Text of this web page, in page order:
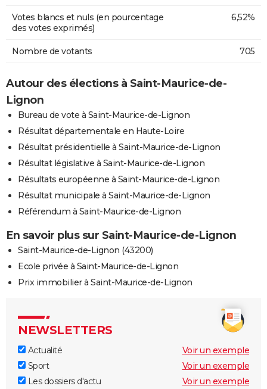
Votes blancs et nuls (en pourcentage
des votes exprimés)
6,52%
Nombre de votants 705
Autour des élections à Saint-Maurice-de-
Lignon
Bureau de vote à Saint-Maurice-de-Lignon
Résultat départementale en Haute-Loire
Résultat présidentielle à Saint-Maurice-de-Lignon
Résultat législative à Saint-Maurice-de-Lignon
Résultats européenne à Saint-Maurice-de-Lignon
Résultat municipale à Saint-Maurice-de-Lignon
Référendum à Saint-Maurice-de-Lignon
En savoir plus sur Saint-Maurice-de-Lignon
Saint-Maurice-de-Lignon (43200)
Ecole privée à Saint-Maurice-de-Lignon
Prix immobilier à Saint-Maurice-de-Lignon
NEWSLETTERS
Actualité
Voir un exemple
Sport
Voir un exemple
Les dossiers d'actu
Voir un exemple